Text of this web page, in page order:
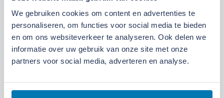
We gebruiken cookies om content en advertenties te
personaliseren, om functies voor social media te bieden
en om ons websiteverkeer te analyseren. Ook delen we
informatie over uw gebruik van onze site met onze
partners voor social media, adverteren en analyse.
Kom langs bij onze locaties
Locatie EdeLocatie Ruinerwold
We zijn gevestigd aan de Broeksteeg 1 in Ede
Maandag t/m zaterdag open. Bereikbaar via0318-